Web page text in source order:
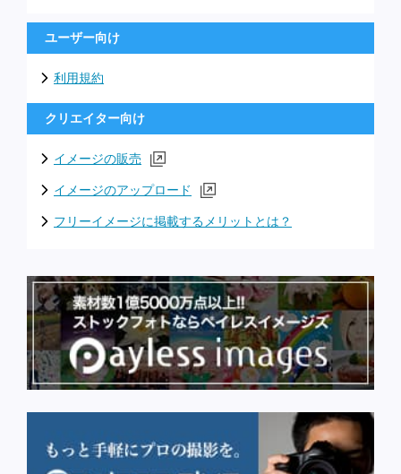
ユーザー向け
利用規約
クリエイター向け
イメージの販売
イメージのアップロード
フリーイメージに掲載するメリットとは？